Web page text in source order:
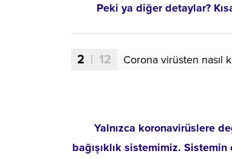
Peki ya diğer detaylar?
2 | 12 Corona virüsten nasıl
Yalnızca koronavirüslere
bağışıklık sistemimiz.